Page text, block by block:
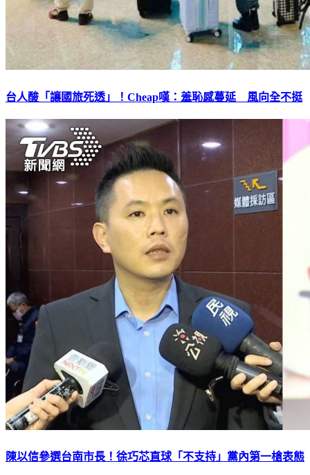
台人酸「讓國旅死透」！Cheap嘆：羞恥感蔓延 風向全不挺
陳以信參選台南市長！徐巧芯直球「不支持」黨內第一槍表態